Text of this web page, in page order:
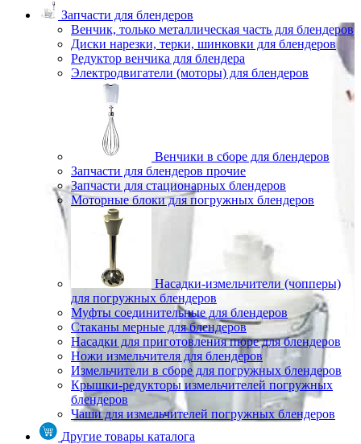
Запчасти для блендеров
Венчик, только металлическая часть для блендеров
Диски нарезки, терки, шинковки для блендеров
Редуктор венчика для блендера
Электродвигатели (моторы) для блендеров
Венчики в сборе для блендеров
Запчасти для блендеров прочие
Запчасти для стационарных блендеров
Моторные блоки для погружных блендеров
Насадки-измельчители (чопперы)
для погружных блендеров
Муфты соединительные для блендеров
Стаканы мерные для блендеров
Насадки для приготовления пюре для блендеров
Ножи измельчителя для блендеров
Измельчители в сборе для погружных блендеров
Крышки-редукторы измельчителей погружных
блендеров
Чаши для измельчителей погружных блендеров
Другие товары каталога